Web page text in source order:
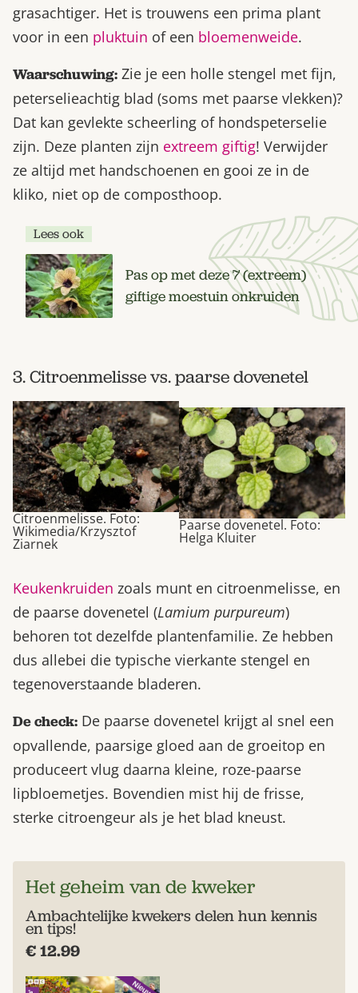
grasachtiger. Het is trouwens een prima plant
voor in een pluktuin of een bloemenweide.
Waarschuwing: Zie je een holle stengel met fijn,
peterselieachtig blad (soms met paarse vlekken)?
Dat kan gevlekte scheerling of hondspeterselie
zijn. Deze planten zijn extreem giftig! Verwijder
ze altijd met handschoenen en gooi ze in de
kliko, niet op de composthoop.
Lees ook
Pas op met deze 7 (extreem)
giftige moestuin onkruiden
3. Citroenmelisse vs. paarse dovenetel
Citroenmelisse. Foto:
Wikimedia/Krzysztof
Ziarnek
Paarse dovenetel. Foto:
Helga Kluiter
Keukenkruiden zoals munt en citroenmelisse, en
de paarse dovenetel (Lamium purpureum)
behoren tot dezelfde plantenfamilie. Ze hebben
dus allebei die typische vierkante stengel en
tegenoverstaande bladeren.
De check: De paarse dovenetel krijgt al snel een
opvallende, paarsige gloed aan de groeitop en
produceert vlug daarna kleine, roze-paarse
lipbloemetjes. Bovendien mist hij de frisse,
sterke citroengeur als je het blad kneust.
Het geheim van de kweker
Ambachtelijke kwekers delen hun kennis
en tips!
€ 12.99